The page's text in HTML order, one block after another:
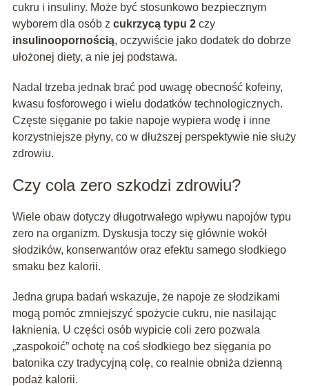
cukru i insuliny. Może być stosunkowo bezpiecznym
wyborem dla osób z cukrzycą typu 2czy
insulinoopornością, oczywiście jako dodatek do dobrze
ułożonej diety, a nie jej podstawa.
Nadal trzeba jednak brać pod uwagę obecność kofeiny,
kwasu fosforowego i wielu dodatków technologicznych.
Częste sięganie po takie napoje wypiera wodę i inne
korzystniejsze płyny, co w dłuższej perspektywie nie służy
zdrowiu.
Czy cola zero szkodzi zdrowiu?
Wiele obaw dotyczy długotrwałego wpływu napojów typu
zero na organizm. Dyskusja toczy się głównie wokół
słodzików, konserwantów oraz efektu samego słodkiego
smaku bez kalorii.
Jedna grupa badań wskazuje, że napoje ze słodzikami
mogą pomóc zmniejszyć spożycie cukru, nie nasilając
łaknienia. U części osób wypicie coli zero pozwala
„zaspokoić” ochotę na coś słodkiego bez sięgania po
batonika czy tradycyjną colę, co realnie obniża dzienną
podaż kalorii.